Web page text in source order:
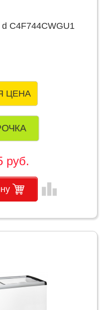
C4F744CWGU1
ЦЕНА
руб.
leaderboard